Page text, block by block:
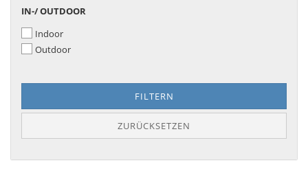
IN-/
IN-/ OUTDOOR
Indoor
Outdoor
FILTERN
ZURÜCKSETZEN